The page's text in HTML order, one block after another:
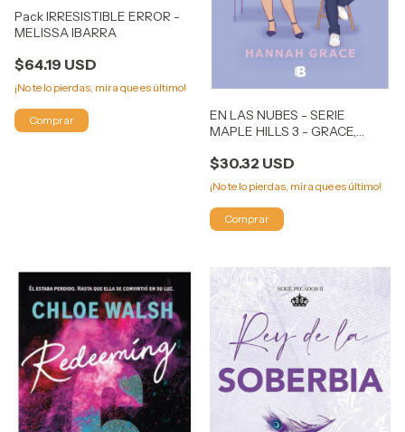
Pack IRRESISTIBLE ERROR -
MELISSA IBARRA
$64.19 USD
¡No te lo pierdas, mira que es último!
EN LAS NUBES - SERIE
MAPLE HILLS 3 - GRACE,
$30.32 USD
¡No te lo pierdas, mira que es último!